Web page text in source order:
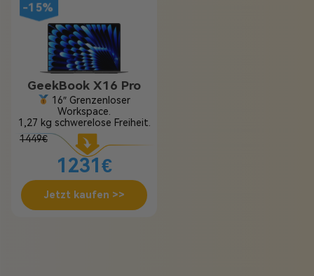
-15%
GeekBook X16 Pro
16″ Grenzenloser
Workspace.
1,27 kg schwerelose Freiheit.
1449€
1231€
Jetzt kaufen >>